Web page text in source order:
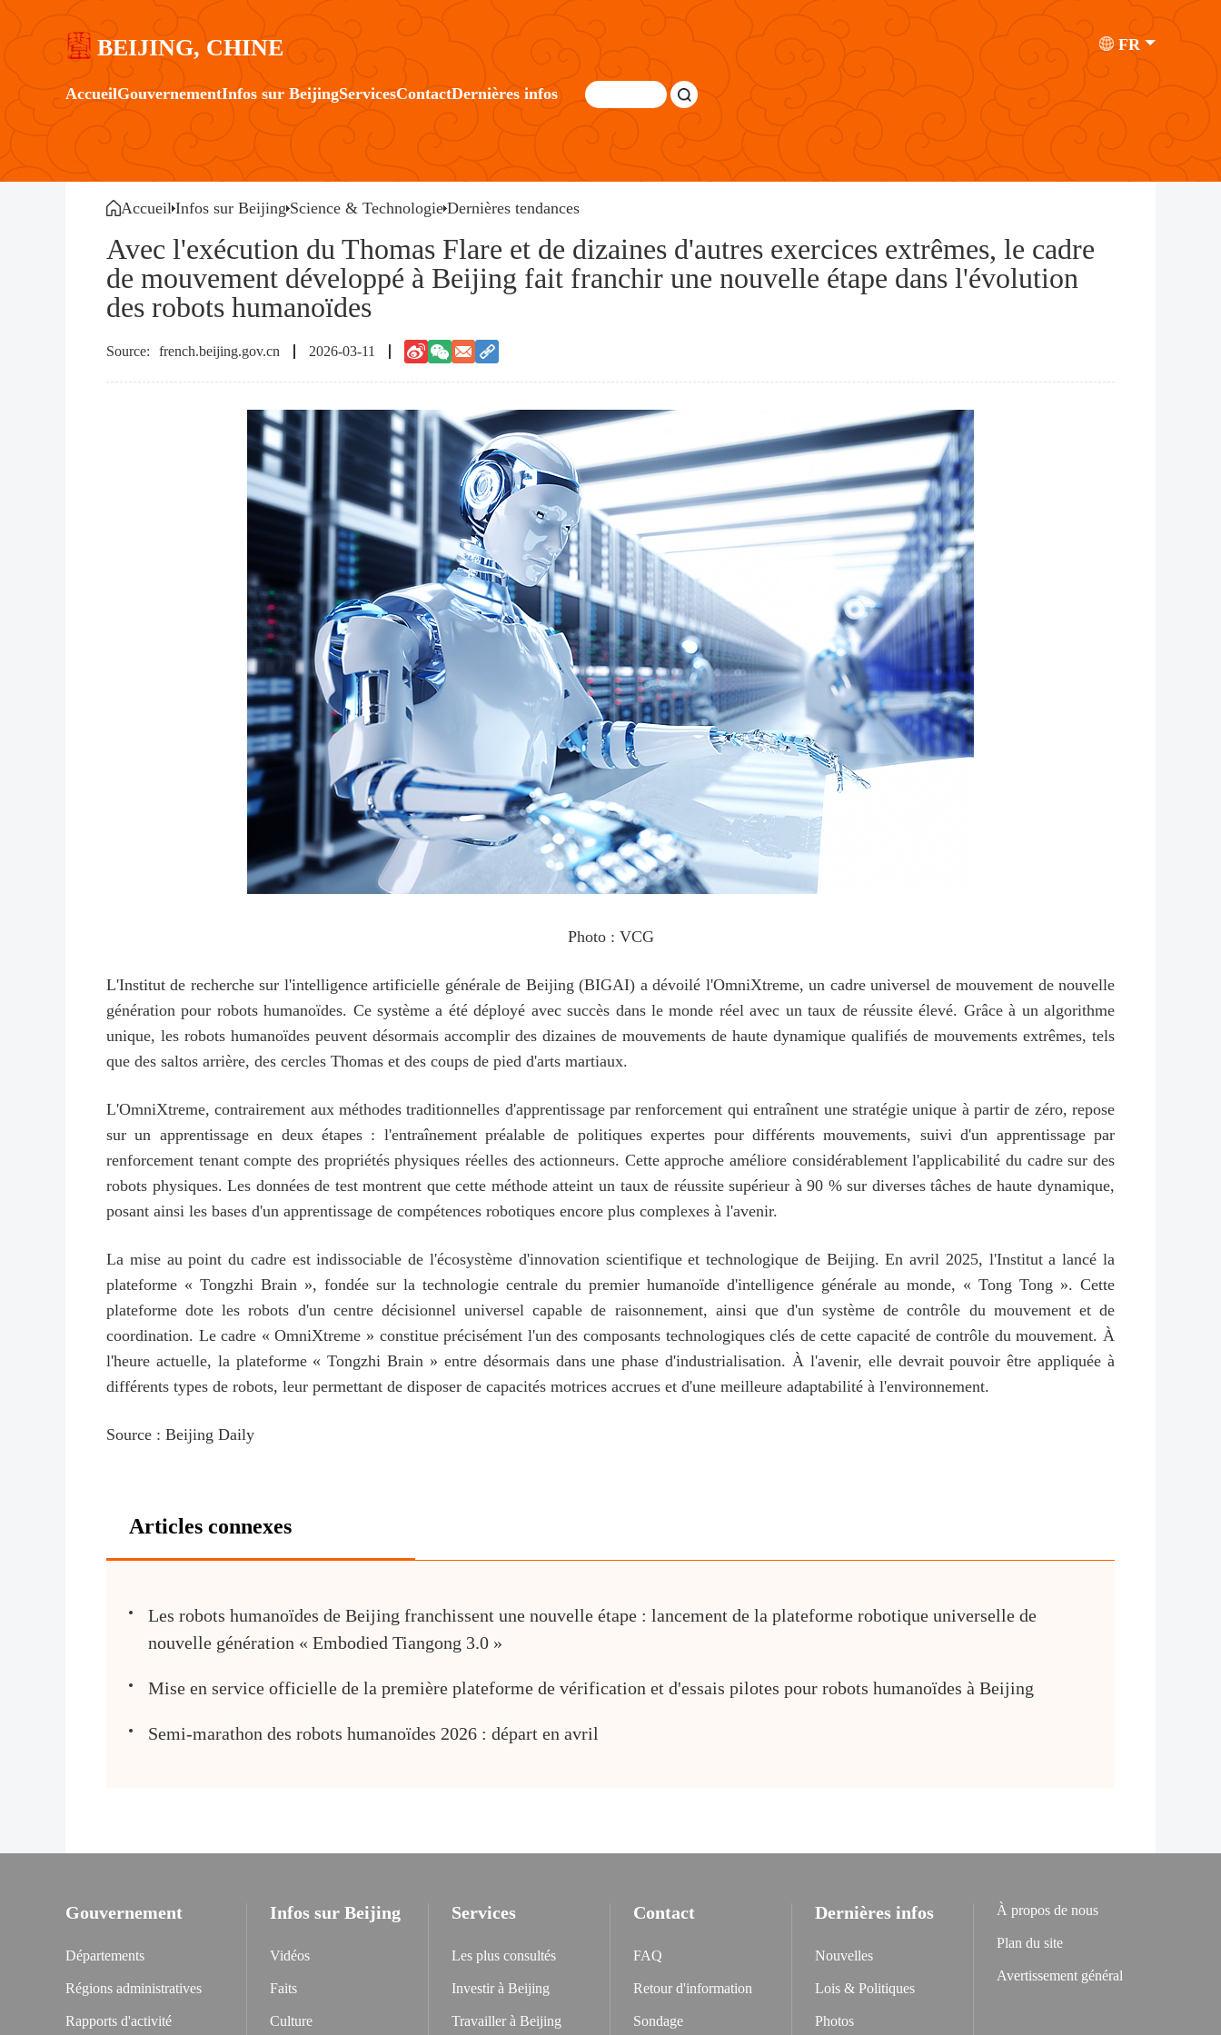
BEIJING, CHINE FR
AccueilGouvernementInfos sur BeijingServicesContactDernières infos
Accueil Infos sur Beijing Science & Technologie Dernières tendances
Avec l'exécution du Thomas Flare et de dizaines d'autres exercices extrêmes, le cadre
de mouvement développé à Beijing fait franchir une nouvelle étape dans l'évolution
des robots humanoïdes
french.beijing.gov.cn 2026-03-11
Photo : VCG
L'Institut de recherche sur l'intelligence artificielle générale de Beijing (BIGAI) a dévoilé l'OmniXtreme, un cadre universel de mouvement de nouvelle
génération pour robots humanoïdes. Ce système a été déployé avec succès dans le monde réel avec un taux de réussite élevé. Grâce à un algorithme
unique, les robots humanoïdes peuvent désormais accomplir des dizaines de mouvements de haute dynamique qualifiés de mouvements extrêmes, tels
que des saltos arrière, des cercles Thomas et des coups de pied d'arts martiaux.
L'OmniXtreme, contrairement aux méthodes traditionnelles d'apprentissage par renforcement qui entraînent une stratégie unique à partir de zéro, repose
sur un apprentissage en deux étapes : l'entraînement préalable de politiques expertes pour différents mouvements, suivi d'un apprentissage par
renforcement tenant compte des propriétés physiques réelles des actionneurs. Cette approche améliore considérablement l'applicabilité du cadre sur des
robots physiques. Les données de test montrent que cette méthode atteint un taux de réussite supérieur à 90 % sur diverses tâches de haute dynamique,
posant ainsi les bases d'un apprentissage de compétences robotiques encore plus complexes à l'avenir.
La mise au point du cadre est indissociable de l'écosystème d'innovation scientifique et technologique de Beijing. En avril 2025, l'Institut a lancé la
plateforme « Tongzhi Brain », fondée sur la technologie centrale du premier humanoïde d'intelligence générale au monde, « Tong Tong ». Cette
plateforme dote les robots d'un centre décisionnel universel capable de raisonnement, ainsi que d'un système de contrôle du mouvement et de
coordination. Le cadre « OmniXtreme » constitue précisément l'un des composants technologiques clés de cette capacité de contrôle du mouvement. À
l'heure actuelle, la plateforme « Tongzhi Brain » entre désormais dans une phase d'industrialisation. À l'avenir, elle devrait pouvoir être appliquée à
différents types de robots, leur permettant de disposer de capacités motrices accrues et d'une meilleure adaptabilité à l'environnement.
Source : Beijing Daily
Articles connexes
Les robots humanoïdes de Beijing franchissent une nouvelle étape : lancement de la plateforme robotique universelle de
nouvelle génération « Embodied Tiangong 3.0 »
Mise en service officielle de la première plateforme de vérification et d'essais pilotes pour robots humanoïdes à Beijing
Semi-marathon des robots humanoïdes 2026 : départ en avril
Gouvernement
Départements
Régions administratives
Rapports d'activité
Infos sur Beijing
Vidéos
Faits
Culture
Services
Les plus consultés
Investir à Beijing
Travailler à Beijing
Contact
FAQ
Retour d'information
Sondage
Dernières infos
Nouvelles
Lois & Politiques
Photos
À propos de nous
Plan du site
Avertissement général